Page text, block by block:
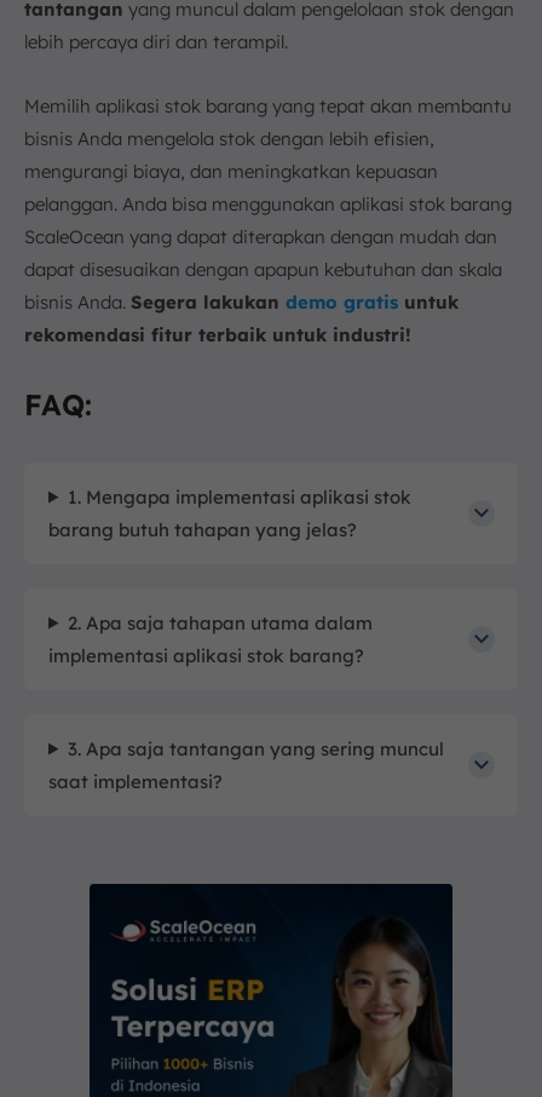
tantangan yang muncul dalam pengelolaan stok dengan
lebih percaya diri dan terampil.
Memilih aplikasi stok barang yang tepat akan membantu
bisnis Anda mengelola stok dengan lebih efisien,
mengurangi biaya, dan meningkatkan kepuasan
pelanggan. Anda bisa menggunakan aplikasi stok barang
ScaleOcean yang dapat diterapkan dengan mudah dan
dapat disesuaikan dengan apapun kebutuhan dan skala
bisnis Anda. Segera lakukan demo gratis untuk
rekomendasi fitur terbaik untuk industri!
FAQ:
1. Mengapa implementasi aplikasi stok
barang butuh tahapan yang jelas?
2. Apa saja tahapan utama dalam
implementasi aplikasi stok barang?
3. Apa saja tantangan yang sering muncul
saat implementasi?